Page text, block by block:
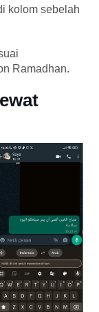
kolom sebelah
Ramadhan.